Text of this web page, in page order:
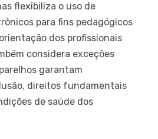
flexibiliza o uso de
para fins pedagógicos
dos profissionais
considera exceções
garantam
direitos fundamentais
de saúde dos